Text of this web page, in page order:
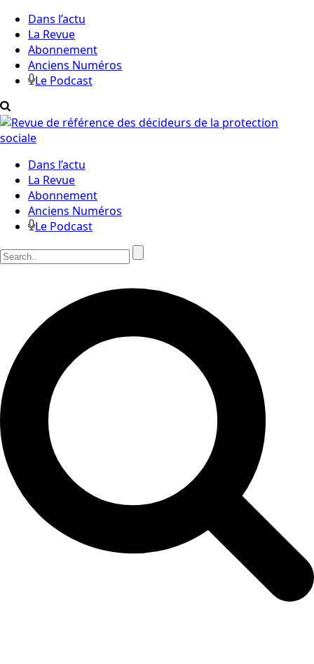
Dans l’actu
La Revue
Abonnement
Anciens Numéros
Le Podcast
Dans l’actu
La Revue
Abonnement
Anciens Numéros
Le Podcast